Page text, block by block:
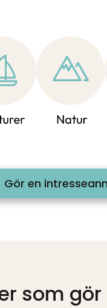
Gör en
som